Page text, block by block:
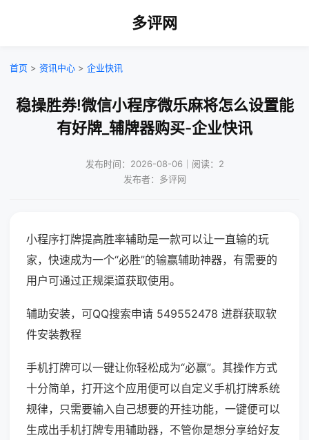
多评网
首页 > 资讯中心 > 企业快讯
稳操胜券!微信小程序微乐麻将怎么设置能
有好牌_辅牌器购买-企业快讯
发布时间：2026-08-06｜阅读：2
发布者：多评网
小程序打牌提高胜率辅助是一款可以让一直输的玩
家，快速成为一个“必胜”的输赢辅助神器，有需要的
用户可通过正规渠道获取使用。
辅助安装，可QQ搜索申请 549552478 进群获取软
件安装教程
手机打牌可以一键让你轻松成为“必赢”。其操作方式
十分简单，打开这个应用便可以自定义手机打牌系统
规律，只需要输入自己想要的开挂功能，一键便可以
生成出手机打牌专用辅助器，不管你是想分享给好友